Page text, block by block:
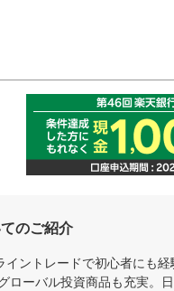
のご紹介
イントレードで初心者にも
ローバル投資商品も充実。